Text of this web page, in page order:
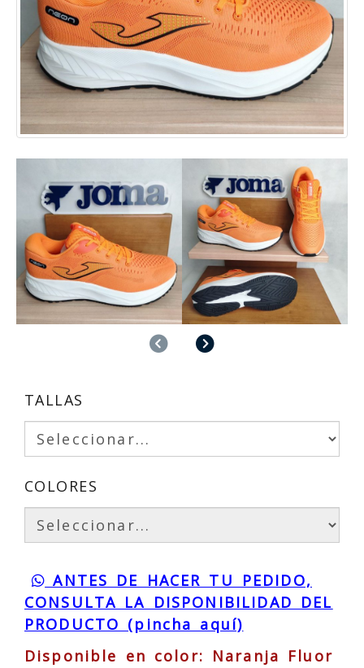
AnteriorSiguiente
TALLAS
COLORES
ANTES DE HACER TU PEDIDO,
CONSULTA LA DISPONIBILIDAD DEL
PRODUCTO (pincha aquí)
Disponible en color: Naranja Fluor